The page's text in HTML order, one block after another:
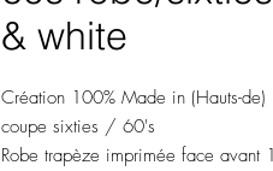
& white
Création 100% Made in (Hauts-de)
coupe sixties / 60's
Robe trapèze imprimée face avant